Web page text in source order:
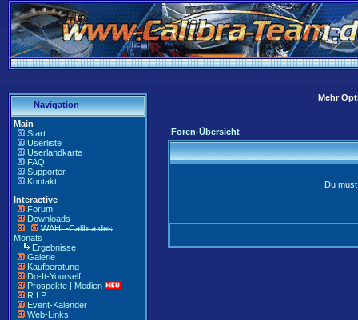
Navigation
Main
Start
Userliste
Userlandkarte
FAQ
Supporter
Kontakt
Interactive
Forum
Downloads
WAHL-Calibra des
Monats
Ergebnisse
Galerie
Kaufberatung
Do-It-Yourself
Prospekte | Medien
R.I.P.
Event-Kalender
Web-Links
Mehr
Foren-Übersicht
Du